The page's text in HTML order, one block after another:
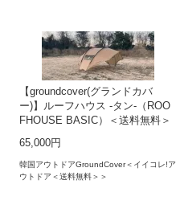
【groundcover(グランドカバ
ー)】ルーフハウス -タン-（ROO
FHOUSE BASIC）＜送料無料＞
65,000円
韓国アウトドアGroundCover＜イイコレ!ア
ウトドア＜送料無料＞＞